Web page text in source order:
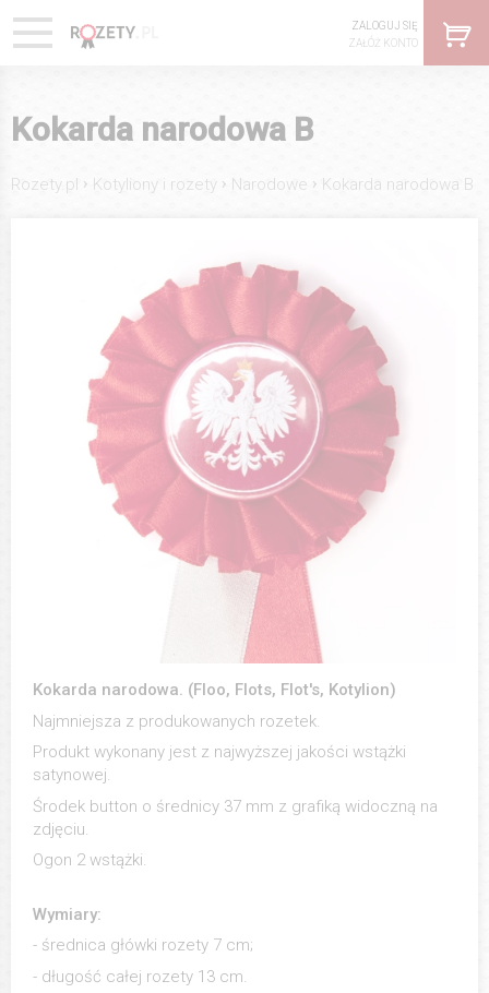
ZALOGUJ SIĘ
ZAŁÓŻ KONTO
Kokarda narodowa B
Rozety.pl › Kotyliony i rozety › Narodowe › Kokarda narodowa B
Kokarda narodowa. (Floo, Flots, Flot's, Kotylion)
Najmniejsza z produkowanych rozetek.
Produkt wykonany jest z najwyższej jakości wstążki
satynowej.
Środek button o średnicy 37 mm z grafiką widoczną na
zdjęciu.
Ogon 2 wstążki.
Wymiary:
- średnica główki rozety 7 cm;
- długość całej rozety 13 cm.